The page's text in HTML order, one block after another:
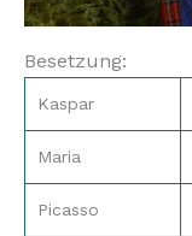
Besetzung:
Kaspar
Maria
Picasso